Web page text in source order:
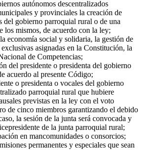
autónomos descentralizados
y provinciales la creación de
del gobierno parroquial rural o de una
los mismos, de acuerdo con la ley;
economía social y solidaria, la gestión de
asignadas en la Constitución, la
de Competencias;
del presidente o presidenta del gobierno
acuerdo al presente Código;
o presidenta o vocales del gobierno
parroquial rural que hubiere
previstas en la ley con el voto
de cinco miembros garantizando el debido
la sesión de la junta será convocada y
de la junta parroquial rural;
en mancomunidades o consorcios;
permanentes y especiales que sean